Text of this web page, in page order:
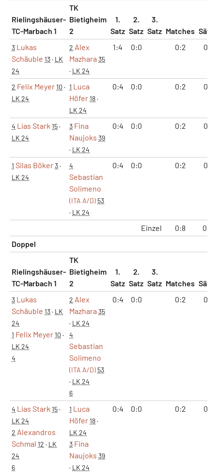
Rielingshäuser-
TC-Marbach 1
TK
Bietigheim
2
1.
Satz
2.
Satz
3.
Satz Matches Sätze
3 Lukas
Schäuble 13· LK
24
2 Alex
Mazhara 35
· LK 24
1:4 0:0 0:2 0:1
2 Felix Meyer10 ·
LK 24
1 Luca
Höfer18·
LK 24
0:4 0:0 0:2 0:1
4 Lias Stark 15·
LK 24
3 Fina
Naujoks 39
· LK 24
0:4 0:0 0:2 0:1
1 Silas Böker3·
LK 24
4
Sebastian
Solimeno
(ITA A/D) 53
· LK 24
0:4 0:0 0:2 0:1
Einzel 0:8
0:4
Doppel
Rielingshäuser-
TC-Marbach 1
TK
Bietigheim
2
1.
Satz
2.
Satz
3.
Satz Matches Sätze
3 Lukas
Schäuble 13· LK
24
1 Felix Meyer10 ·
LK 24
4
2 Alex
Mazhara 35
· LK 24
4
Sebastian
Solimeno
(ITA A/D) 53
· LK 24
6
0:4 0:0 0:2 0:1
4 Lias Stark 15·
LK 24
2 Alexandros
Schmal 12 · LK
24
6
1 Luca
Höfer18·
LK 24
3 Fina
Naujoks 39
· LK 24
0:4 0:0 0:2 0:1